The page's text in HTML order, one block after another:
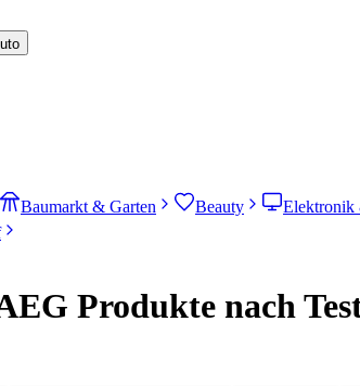
Baumarkt & Garten Beauty Elektronik
Produkte nach